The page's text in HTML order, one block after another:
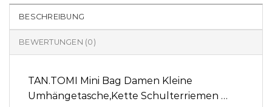
BESCHREIBUNG
BEWERTUNGEN (0)
TAN.TOMI Mini Bag Damen Kleine
Umhängetasche,Kette Schulterriemen …